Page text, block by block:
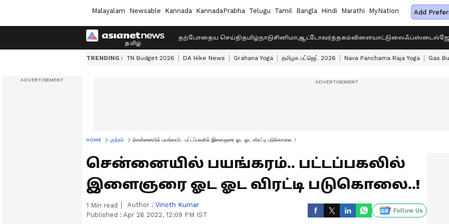
Malayalam Newsable Kannada KannadaPrabha Telugu Tamil Bangla Hindi Marathi MyNation Add
தற்போதைய செய்திதமிழ்நாடுசினிமாஆட்டோவர்த்தகம்விளையாட்டுலைஃப்ஸ்டைல்
TRENDING : TN Budget 2026 DA Hike News Grahana Yoga தமிழக பட்ஜெட் 2026 Nava Panchama Raja Yoga Gas
HOME குற்றம் சென்னையில் பயங்கரம்.. பட்டப்பகலில் இளைஞரை ஓட ஓட விரட்டி படுகொலை..!
சென்னையில் பயங்கரம்.. பட்டப்பகலில்
இளைஞரை ஓட ஓட விரட்டி படுகொலை..!
1 Min read Author : Vinoth Kumar
Published : Apr 26 2022, 12:09 PM IST
Follow Us